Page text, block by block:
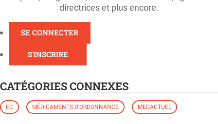
directrices et plus encore.
SE CONNECTER
S'INSCRIRE
CATÉGORIES CONNEXES
FC MÉDICAMENTS D'ORDONNANCE MEDACTUEL